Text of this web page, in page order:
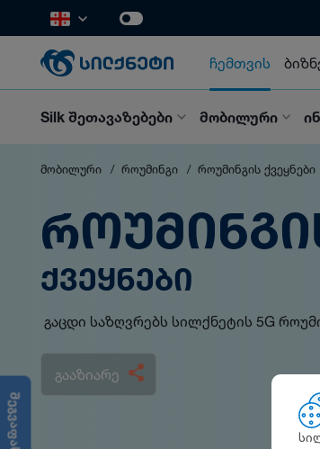
შეგვაფასე
ჩემთვის
Silk შეთავაზებები მობილური
მობილური როუმინგი როუმინგის ქვეყნები
ᲥᲕᲔᲧᲜᲔᲑᲘ
გაცდი საზღვრებს სილქნეტის 5G
გააზიარე